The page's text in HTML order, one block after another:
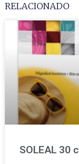
RELACIONADO
SOLEAL 30